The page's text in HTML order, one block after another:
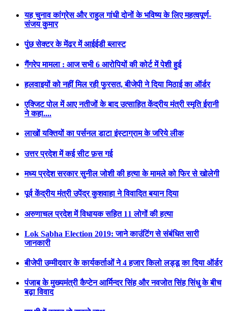
यह चुनाव कांग्रेस और राहुल गांधी दोनों के भविष्य के लिए महत्वपूर्ण-
संजय कुमार
पुंछ सेक्टर के मेंढर में आईईडी ब्लास्ट
गैंगरेप मामला : आज सभी 6 आरोपियों की कोर्ट में पेशी हुई
हलवाइयों को नहीं मिल रही फुरसत, बीजेपी ने दिया मिठाई का ऑर्डर
एक्जिट पोल में आए नतीजों के बाद उत्साहित केंद्रीय मंत्री स्मृति ईरानी
ने कहा....
लाखों यक्तियों का पर्सनल डाटा इंस्टाग्राम के जरिये लीक
उत्तर प्रदेश में कई सीट फ़स गई
मध्य प्रदेश सरकार सुनील जोशी की हत्या के मामले को फिर से खोलेगी
पूर्व केंद्रीय मंत्री उपेंद्र कुशवाहा ने विवादित बयान दिया
अरुणाचल प्रदेश में विधायक सहित 11 लोगों की हत्या
Lok Sabha Election 2019: जाने काउंटिंग से संबंधित सारी
जानकारी
बीजेपी उम्मीदवार के कार्यकर्ताओं ने 4 हजार किलो लड्डू का दिया ऑर्डर
पंजाब के मुख्यमंत्री कैप्टेन आर्मिन्दर सिंह और नवजोत सिंह सिंधु के बीच
बढ़ा विवाद